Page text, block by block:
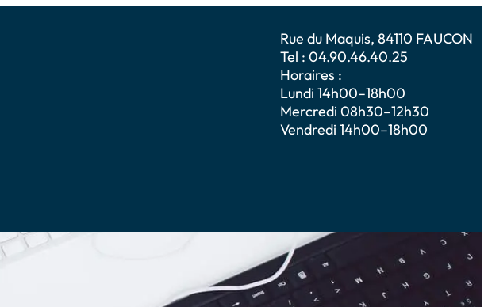
Rue du Maquis, 84110 FAUCON
Tel : 04.90.46.40.25
Horaires :
Lundi 14h00–18h00
Mercredi 08h30–12h30
Vendredi 14h00–18h00